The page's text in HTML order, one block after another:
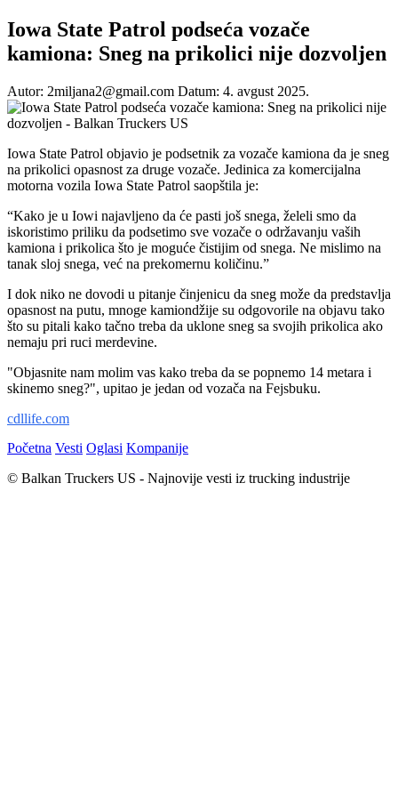
Iowa State Patrol podseća vozače
kamiona: Sneg na prikolici nije dozvoljen
Autor: 2miljana2@gmail.com Datum: 4. avgust 2025.
Iowa State Patrol objavio je podsetnik za vozače kamiona da je sneg
na prikolici opasnost za druge vozače. Jedinica za komercijalna
motorna vozila Iowa State Patrol saopštila je:
“Kako je u Iowi najavljeno da će pasti još snega, želeli smo da
iskoristimo priliku da podsetimo sve vozače o održavanju vaših
kamiona i prikolica što je moguće čistijim od snega. Ne mislimo na
tanak sloj snega, već na prekomernu količinu.”
I dok niko ne dovodi u pitanje činjenicu da sneg može da predstavlja
opasnost na putu, mnoge kamiondžije su odgovorile na objavu tako
što su pitali kako tačno treba da uklone sneg sa svojih prikolica ako
nemaju pri ruci merdevine.
"Objasnite nam molim vas kako treba da se popnemo 14 metara i
skinemo sneg?", upitao je jedan od vozača na Fejsbuku.
cdllife.com
Početna Vesti Oglasi Kompanije
© Balkan Truckers US - Najnovije vesti iz trucking industrije